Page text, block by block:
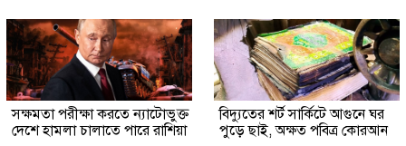
সক্ষমতা পরীক্ষা করতে ন্যাটোভুক্ত
দেশে হামলা চালাতে পারে রাশিয়া
বিদ্যুতের শর্ট সার্কিটে আগুনে ঘর
পুড়ে ছাই, অক্ষত পবিত্র কোরআন